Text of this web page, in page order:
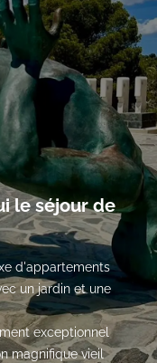
le séjour de
d'appartements
un jardin et une
exceptionnel
magnifique vieil